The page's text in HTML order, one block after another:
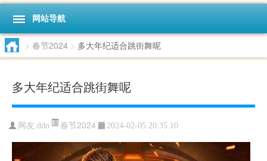
网站导航
> 春节2024 > 多大年纪适合跳街舞呢
多大年纪适合跳街舞呢
网友:ddn 春节2024 2024-02-05 20:35:10